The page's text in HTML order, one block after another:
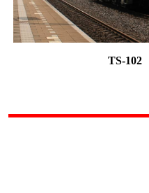
TS-102